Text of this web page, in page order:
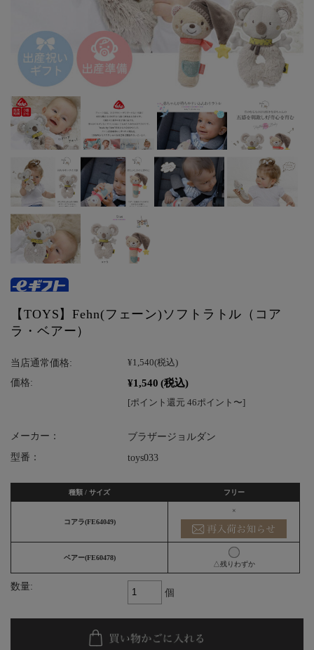
【TOYS】Fehn(フェーン)ソフトラトル（コア
ラ・ベアー）
当店通常価格: ¥1,540(税込)
価格: ¥1,540 (税込)
[ポイント還元 46ポイント〜]
メーカー：
ブラザージョルダン
型番：
toys033
種類 / サイズ フリー
コアラ(FE64049)
×
ベアー(FE60478)
△残りわずか
数量:
個